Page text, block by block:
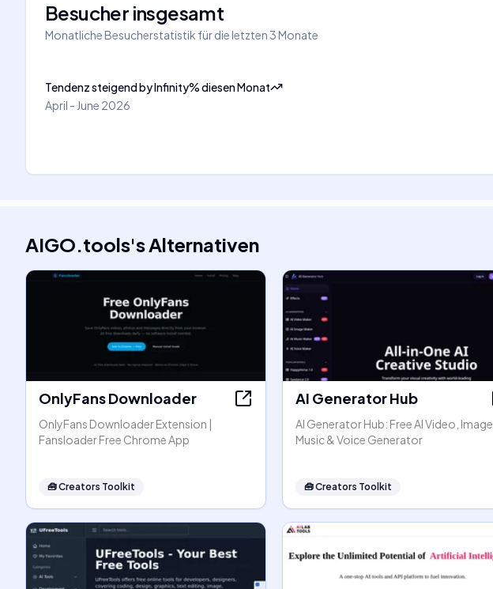
Besucher insgesamt
Monatliche Besucherstatistik für die letzten 3 Monate
Tendenz steigendbyInfinity%diesen Monat
April - June 2026
AIGO.tools'sAlternativen
OnlyFans Downloader
OnlyFans Downloader Extension |
Fansloader Free Chrome App
🧰Creators Toolkit
AI Generator Hub
AI Generator Hub: Free AI Video, Image,
Music & Voice Generator
🧰Creators Toolkit